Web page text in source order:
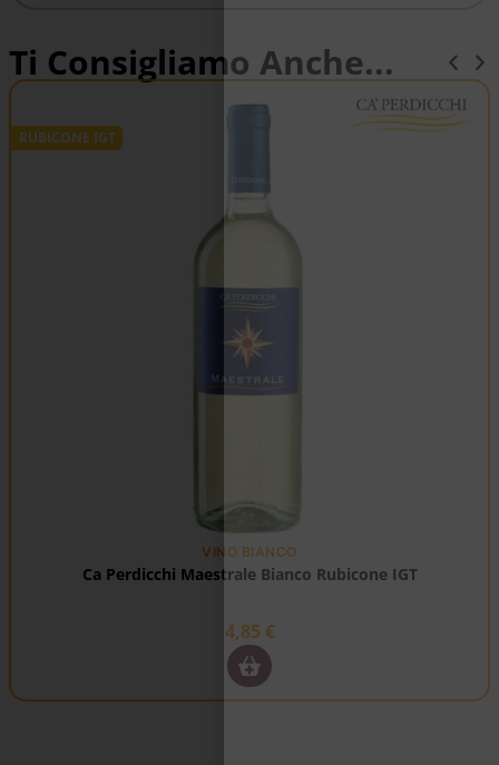
Ti Consigliamo Anche...
RUBICONE IGT
VINO BIANCO
Ca Perdicchi Maestrale Bianco Rubicone IGT
4,85 €